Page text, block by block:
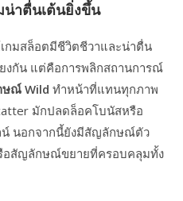
าตื่นเต้นยิ่งขึ้น
มสล็อตมีชีวิตชีวาและน่าตื่น
งกัน แต่คือการพลิกสถานการณ์
ณ์ Wild ทำหน้าที่แทนทุกภาพ
มักปลดล็อคโบนัสหรือ
น์ นอกจากนี้ยังมีสัญลักษณ์ตัว
สัญลักษณ์ขยายที่ครอบคลุมทั้ง